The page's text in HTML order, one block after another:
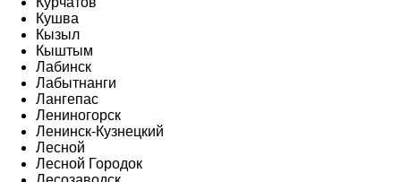
Кушва
Кызыл
Кыштым
Лабинск
Лабытнанги
Лангепас
Лениногорск
Ленинск-Кузнецкий
Лесной
Лесной Городок